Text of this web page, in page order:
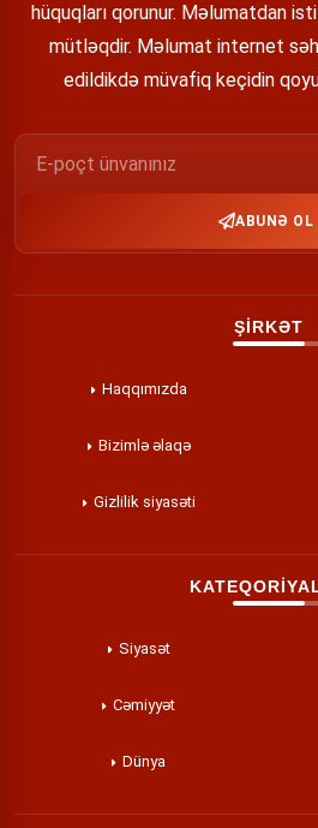
hüquqları qorunur. Məlumatdan
mütləqdir. Məlumat internet
edildikdə müvafiq keçidin
ABUNƏ OL
ŞİRKƏT
Haqqımızda
Bizimlə əlaqə
Gizlilik siyasəti
Siyasət
Cəmiyyət
Dünya